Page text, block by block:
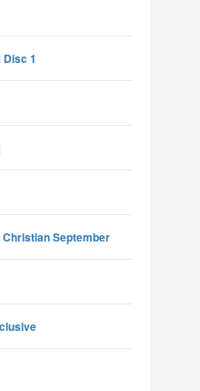
1
September